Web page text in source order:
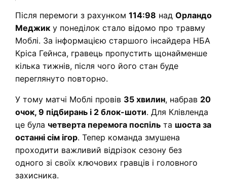
Після перемоги з рахунком 114:98 над Орландо
Меджик у понеділок стало відомо про травму
Моблі. За інформацією старшого інсайдера НБА
Кріса Гейнса, гравець пропустить щонайменше
кілька тижнів, після чого його стан буде
переглянуто повторно.
У тому матчі Моблі провів 35 хвилин, набрав 20
очок, 9 підбирань і 2 блок-шоти. Для Клівленда
це була четверта перемога поспіль та шоста за
останні сім ігор. Тепер команда змушена
проходити важливий відрізок сезону без
одного зі своїх ключових гравців і головного
захисника.